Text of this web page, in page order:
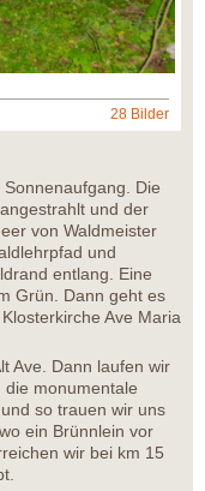
28 Bilder
Die
und der
von Waldmeister
und
entlang. Eine
Grün. Dann geht es
Ave Maria
Ave. Dann laufen wir
die monumentale
so trauen wir uns
ein Brünnlein vor
wir bei km 15